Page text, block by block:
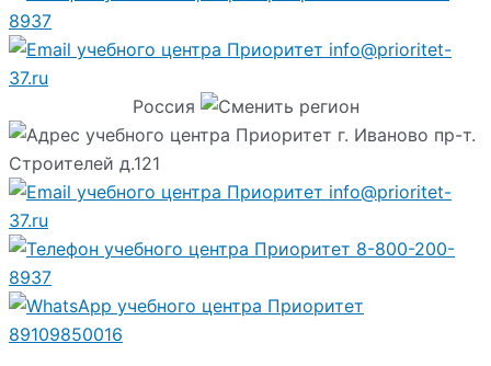
8937
info@prioritet-
37.ru
Россия
г. Иваново пр-т.
Строителей д.121
info@prioritet-
37.ru
8-800-200-
8937
89109850016